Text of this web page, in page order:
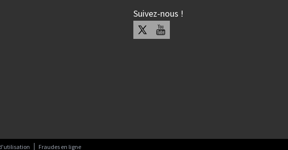
Suivez-nous !
Youtube
Fraudes en ligne